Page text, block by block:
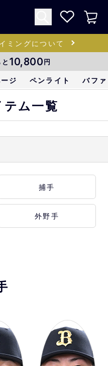
ミングについて
10,800円
ジ ペンライト バフ
ム一覧
捕手
外野手